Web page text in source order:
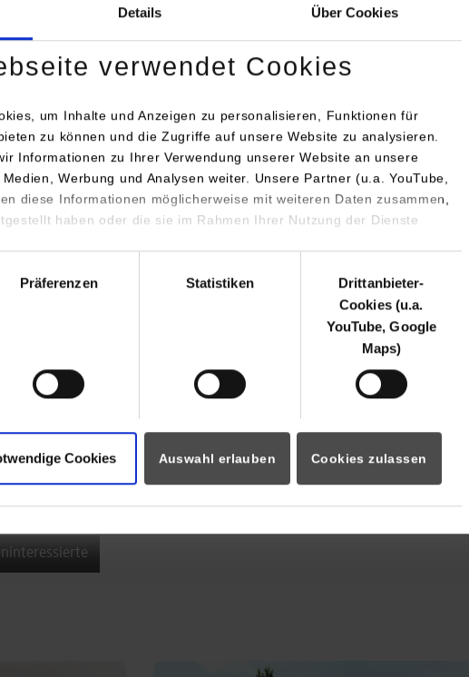
Details Über Cookies
verwendet Cookies
um Inhalte und Anzeigen zu personalisieren, Funktionen für
zu können und die Zugriffe auf unsere Website zu analysieren.
Informationen zu Ihrer Verwendung unserer Website an unsere
Werbung und Analysen weiter. Unsere Partner (u.a. YouTube,
diese Informationen möglicherweise mit weiteren Daten zusammen,
haben oder die sie im Rahmen Ihrer Nutzung der Dienste
Präferenzen Statistiken
Drittanbieter-
Cookies (u.a.
YouTube, Google
Maps)
Cookies Auswahl erlauben Cookies zulassen
Profil der DHBW Stuttgart Alle Infos für
INDIS-Infoveranstaltung für
Studierende
Studierende
Zum Event
Mobilität im
16.09.2026 -
Im Mittelpunkt
moderne
innovative
nachhaltige